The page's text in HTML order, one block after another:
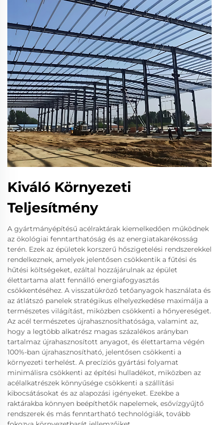
Kiváló Környezeti
Teljesítmény
A gyártmányépítésű acélraktárak kiemelkedően működnek
az ökológiai fenntarthatóság és az energiatakarékosság
terén. Ezek az épületek korszerű hőszigetelési rendszerekkel
rendelkeznek, amelyek jelentősen csökkentik a fűtési és
hűtési költségeket, ezáltal hozzájárulnak az épület
élettartama alatt fennálló energiafogyasztás
csökkentéséhez. A visszatükröző tetőanyagok használata és
az átlátszó panelek stratégikus elhelyezkedése maximálja a
természetes világítást, miközben csökkenti a hőnyereséget.
Az acél természetes újrahasznosíthatósága, valamint az,
hogy a legtöbb alkatrész magas százalékos arányban
tartalmaz újrahasznosított anyagot, és élettartama végén
100%-ban újrahasznosítható, jelentősen csökkenti a
környezeti terhelést. A precíziós gyártási folyamat
minimálisra csökkenti az építési hulladékot, miközben az
acélalkatrészek könnyűsége csökkenti a szállítási
kibocsátásokat és az alapozási igényeket. Ezekbe a
raktárakba könnyen beépíthetők napelemek, esővízgyűjtő
rendszerek és más fenntartható technológiák, tovább